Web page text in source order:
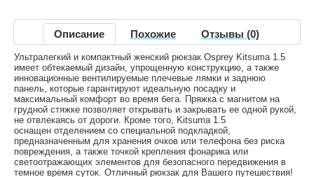
Описание Похожие Отзывы (0)
Ультралегкий и компактный женский рюкзак Osprey Kitsuma 1.5
имеет обтекаемый дизайн, упрощенную конструкцию, а также
инновационные вентилируемые плечевые лямки и заднюю
панель, которые гарантируют идеальную посадку и
максимальный комфорт во время бега. Пряжка с магнитом на
грудной стяжке позволяет открывать и закрывать ее одной рукой,
не отвлекаясь от дороги. Кроме того, Kitsuma 1.5
оснащен отделением со специальной подкладкой,
предназначенным для хранения очков или телефона без риска
повреждения, а также точкой крепления фонарика или
светоотражающих элементов для безопасного передвижения в
темное время суток. Отличный рюкзак для Вашего путешествия!